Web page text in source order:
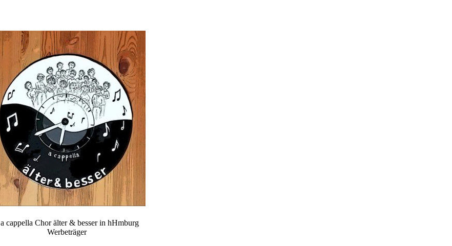
a cappella Chor älter & besser in hHmburg
Werbeträger